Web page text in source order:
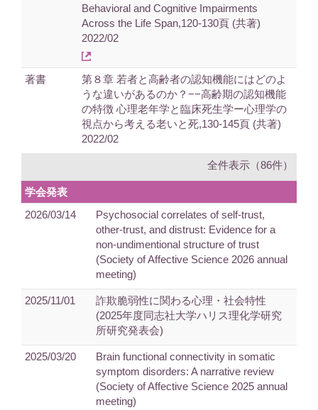
Behavioral and Cognitive Impairments
Across the Life Span,120-130頁 (共著)
2022/02
著書
第８章 若者と高齢者の認知機能にはどのよ
うな違いがあるのか？−−高齢期の認知機能
の特徴 心理老年学と臨床死生学ー心理学の
視点から考える老いと死,130-145頁 (共著)
2022/02
全件表示（86件）
学会発表
2026/03/14
Psychosocial correlates of self-trust,
other-trust, and distrust: Evidence for a
non-undimentional structure of trust
(Society of Affective Science 2026 annual
meeting)
2025/11/01
詐欺脆弱性に関わる心理・社会特性
(2025年度同志社大学ハリス理化学研究
所研究発表会)
2025/03/20
Brain functional connectivity in somatic
symptom disorders: A narrative review
(Society of Affective Science 2025 annual
meeting)